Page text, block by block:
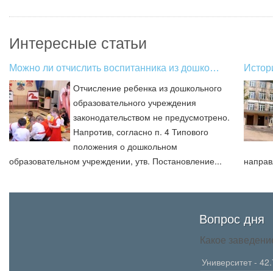
Интересные статьи
Можно ли отчислить воспитанника из дошко…
Отчисление ребенка из дошкольного
образовательного учреждения
законодательством не предусмотрено.
Напротив, согласно п. 4 Типового
положения о дошкольном
образовательном учреждении, утв. Постановление...
Вопрос дня
Какое
Университет -